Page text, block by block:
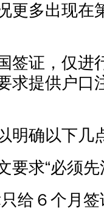
更多出现在
签证，仅进
求提供户口
明确以下几
要求“必须先
给６个月签